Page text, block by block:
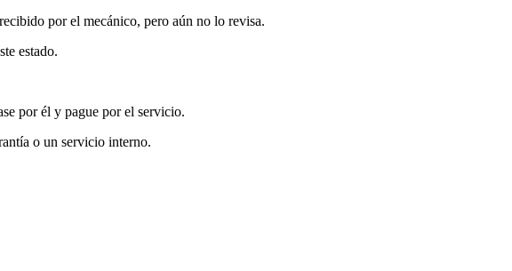
por el mecánico, pero aún no lo revisa.
estado.
por él y pague por el servicio.
o un servicio interno.